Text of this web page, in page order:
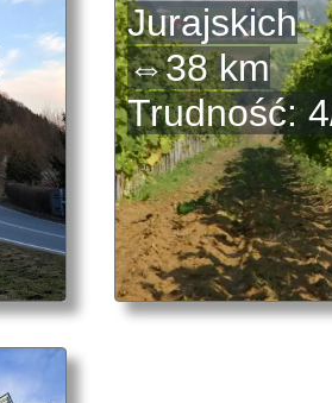
Jurajskich
⇔38 km
Trudność: